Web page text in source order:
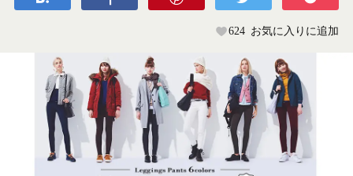
624 お気に入りに追加